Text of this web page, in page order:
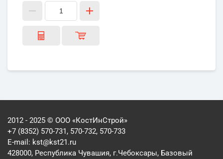
2012 - 2025 © ООО «КостИнСтрой»
+7 (8352) 570-731, 570-732, 570-733
E-mail: kst@kst21.ru
428000, Республика Чувашия, г.Чебоксары, Базовый